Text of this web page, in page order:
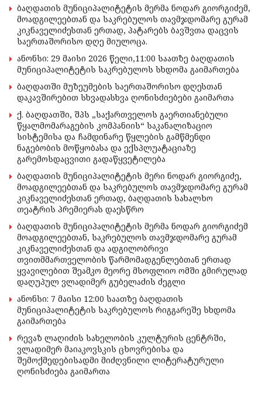
ბაღდათის მუნიციპალიტეტის მერმა ნოდარ გიორგიძემ,
მოადგილეებთან და საკრებულოს თავმჯდომარე გურამ
კიკნაველიძესთან ერთად, პატარებს ბავშვთა დაცვის
საერთაშორისო დღე მიულოცა.
ანონსი: 29 მაისი 2026 წელი,11:00 საათზე ბაღდათის
მუნიციპალიტეტის საკრებულოს სხდომა გაიმართება
ბაღდათში მუზეუმების საერთაშორისო დღესთან
დაკავშირებით სხვადასხვა ღონისძიებები გაიმართა
ქ. ბაღდათში, შპს „საქართველოს გაერთიანებული
წყალმომარაგების კომპანიის“ საკანალიზაციო
სისტემისა და ჩამდინარე წყლების გამწმენდი
ნაგებობის მოწყობასა და ექსპლუატაციაზე
გარემოსდაცვითი გადაწყვეტილება
ბაღდათის მუნიციპალიტეტის მერი ნოდარ გიორგიძე,
მოადგილეებთან და საკრებულოს თავმჯდომარე გურამ
კიკნაველიძესთან ერთად, ბაღდათის სახალხო
თეატრის პრემიერას დაესწრო
ბაღდათის მუნიციპალიტეტის მერმა ნოდარ გიორგიძემ
მოადგილეებთან, საკრებულოს თავმჯდომარე გურამ
კიკნაველიძესთან და ადგილობრივი
თვითმმართველობის წარმომადგენლებთან ერთად
ყვავილებით შეამკო მეორე მსოფლიო ომში გმირულად
დაღუპულ ვლადიმერ გუბელაძის ძეგლი
ანონსი: 7 მაისი 12:00 საათზე ბაღდათის
მუნიციპალიტეტის საკრებულოს რიგგარეშე სხდომა
გაიმართება
რევაზ ლაღიძის სახელობის კულტურის ცენტრში,
ვლადიმერ მაიაკოვსკის ცხოვრებისა და
შემოქმედებისადმი მიძღვნილი ლიტერატურული
ღონისძიება გაიმართა